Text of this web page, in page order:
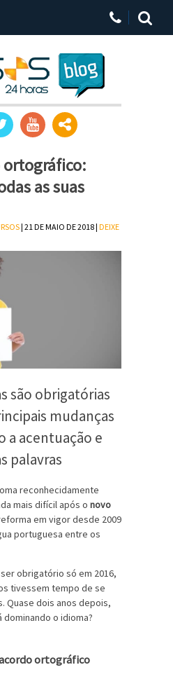
ortográfico:
as suas
| 21 DE MAIO DE 2018 | DEIXE
são obrigatórias
mudanças
a acentuação e
palavras
reconhecidamente
mais difícil após o novo
em vigor desde 2009
portuguesa entre os
obrigatório só em 2016,
tivessem tempo de se
Quase dois anos depois,
o idioma?
ortográfico